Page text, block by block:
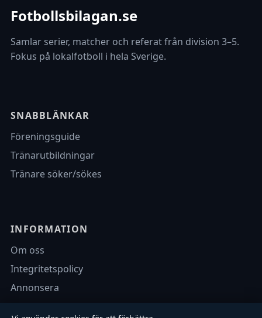
Fotbollsbilagan.se
Samlar serier, matcher och referat från division 3–5.
Fokus på lokalfotboll i hela Sverige.
SNABBLÄNKAR
Föreningsguide
Tränarutbildningar
Tränare söker/sökes
INFORMATION
Om oss
Integritetspolicy
Annonsera